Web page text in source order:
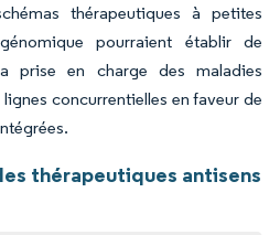
thérapeutiques à petites
pourraient établir de
prise en charge des maladies
concurrentielles en faveur de
thérapeutiques antisens